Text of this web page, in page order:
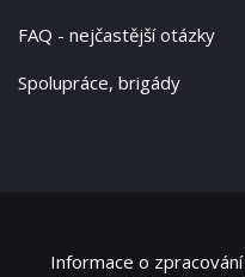
FAQ - nejčastější otázky
Spolupráce, brigády
Informace o